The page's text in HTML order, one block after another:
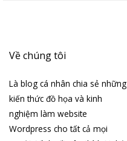
Về chúng tôi
Là blog cá nhân chia sẻ những
kiến thức đồ họa và kinh
nghiệm làm website
Wordpress cho tất cả mọi